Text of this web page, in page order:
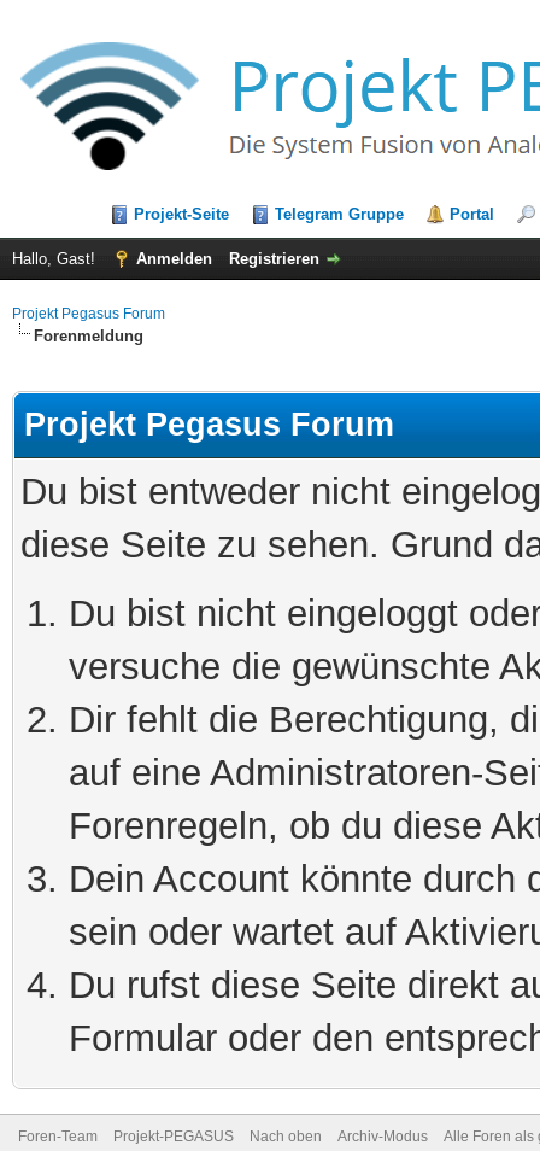
Projekt-Seite Telegram Gruppe Portal
Hallo, Gast! Anmelden Registrieren
Projekt Pegasus Forum
Forenmeldung
Projekt Pegasus Forum
Du bist entweder nicht
diese Seite zu sehen. Grund
Du bist nicht eingeloggt
versuche die gewünschte
Dir fehlt die Berechtigung,
auf eine Administratoren-
Forenregeln, ob du diese
Dein Account könnte durch
sein oder wartet auf
Du rufst diese Seite direkt
Formular oder den
Foren-Team Projekt-PEGASUS Nach oben Archiv-Modus Alle Foren als